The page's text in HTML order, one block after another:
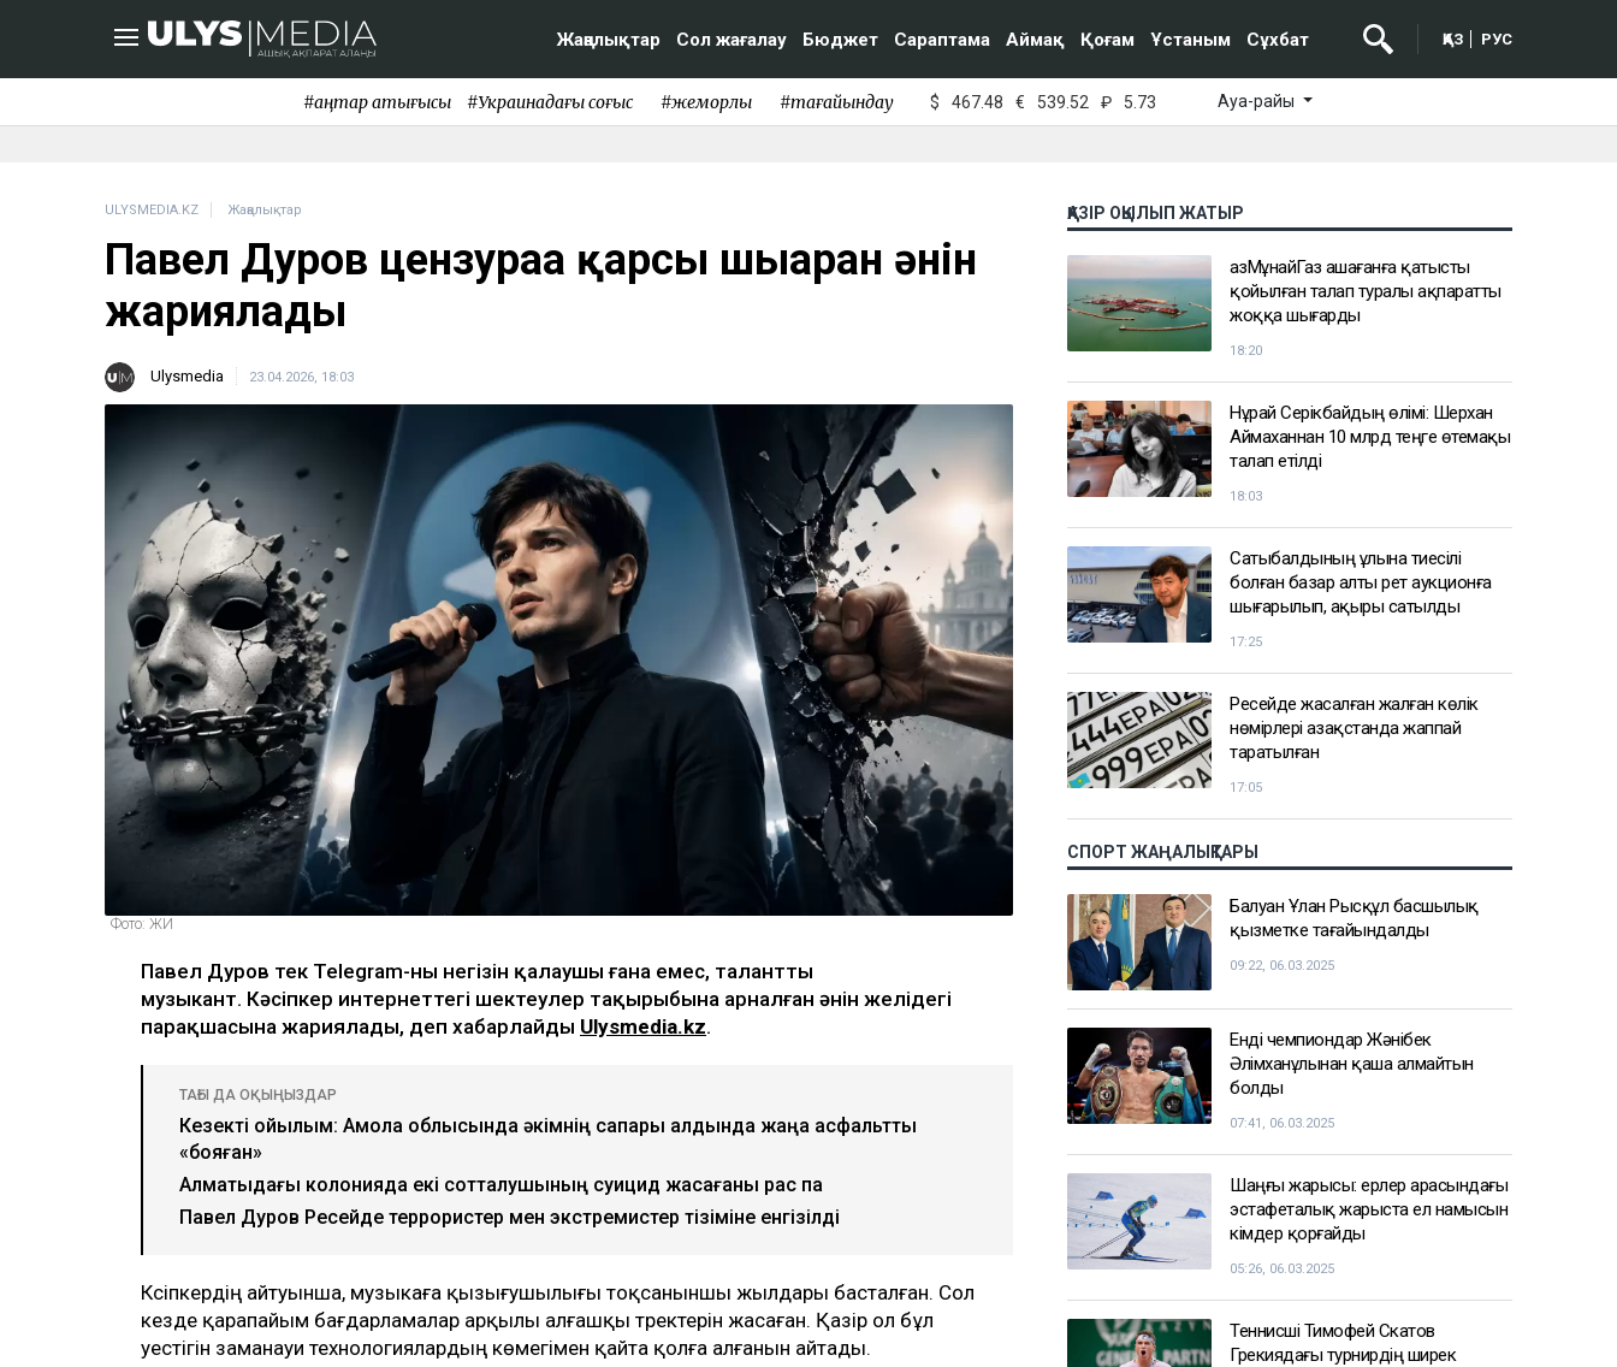
Жаңалықтар Сол жағалау Бюджет Сараптама Аймақ Қоғам Ұстаным Сұхбат ҚАЗ РУС
#қаңтар қақтығысы #Украинадағы соғыс #жемқорлық #тағайындау $ 467.48 € 539.52 ₽ 5.73 Ауа-райы
ULYSMEDIA.KZ Жаңалықтар
Павел Дуров цензураға қарсы шығарған әнін
жариялады
Ulysmedia 23.04.2026, 18:03
Фото: ЖИ
Павел Дуров тек Telegram-ның негізін қалаушы ғана емес, талантты
музыкант. Кәсіпкер интернеттегі шектеулер тақырыбына арналған әнін желідегі
парақшасына жариялады, деп хабарлайды Ulysmedia.kz.
ТАҒЫ ДА ОҚЫҢЫЗДАР
Кезекті қойылым: Ақмола облысында әкімнің сапары алдында жаңа асфальтты
«бояған»
Алматыдағы колонияда екі сотталушының суицид жасағаны рас па
Павел Дуров Ресейде террористер мен экстремистер тізіміне енгізілді
Кәсіпкердің айтуынша, музыкаға қызығушылығы тоқсаныншы жылдары басталған. Сол
кезде қарапайым бағдарламалар арқылы алғашқы тректерін жасаған. Қазір ол бұл
әуестігін заманауи технологиялардың көмегімен қайта қолға алғанын айтады.
ҚАЗІР ОҚЫЛЫП ЖАТЫР
ҚазМұнайГаз Қашағанға қатысты
қойылған талап туралы ақпаратты
жоққа шығарды
18:20
Нұрай Серікбайдың өлімі: Шерхан
Аймаханнан 10 млрд теңге өтемақы
талап етілді
18:03
Сатыбалдының ұлына тиесілі
болған базар алты рет аукционға
шығарылып, ақыры сатылды
17:25
Ресейде жасалған жалған көлік
нөмірлері Қазақстанда жаппай
таратылған
17:05
СПОРТ ЖАҢАЛЫҚТАРЫ
Балуан Ұлан Рысқұл басшылық
қызметке тағайындалды
09:22, 06.03.2025
Енді чемпиондар Жәнібек
Әлімханұлынан қаша алмайтын
болды
07:41, 06.03.2025
Шаңғы жарысы: ерлер арасындағы
эстафеталық жарыста ел намысын
кімдер қорғайды
05:26, 06.03.2025
Теннисші Тимофей Скатов
Грекиядағы турнирдің ширек